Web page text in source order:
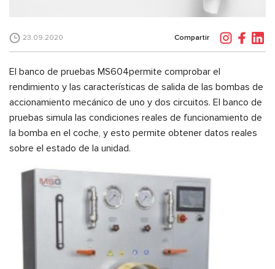
23.09.2020 Compartir
El banco de pruebas MS604permite comprobar el
rendimiento y las características de salida de las bombas de
accionamiento mecánico de uno y dos circuitos. El banco de
pruebas simula las condiciones reales de funcionamiento de
la bomba en el coche, y esto permite obtener datos reales
sobre el estado de la unidad.